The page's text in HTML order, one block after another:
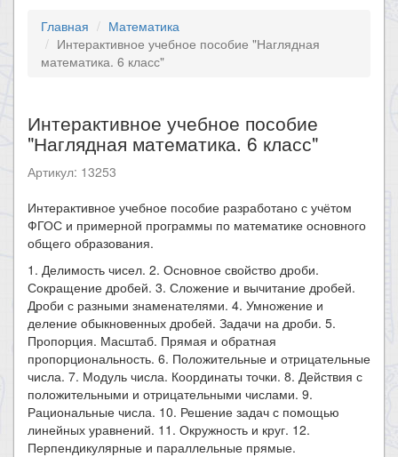
Главная
Математика
Интерактивное учебное пособие "Наглядная
математика. 6 класс"
Интерактивное учебное пособие
"Наглядная математика. 6 класс"
Артикул: 13253
Интерактивное учебное пособие разработано с учётом
ФГОС и примерной программы по математике основного
общего образования.
1. Делимость чисел. 2. Основное свойство дроби.
Сокращение дробей. 3. Сложение и вычитание дробей.
Дроби с разными знаменателями. 4. Умножение и
деление обыкновенных дробей. Задачи на дроби. 5.
Пропорция. Масштаб. Прямая и обратная
пропорциональность. 6. Положительные и отрицательные
числа. 7. Модуль числа. Координаты точки. 8. Действия с
положительными и отрицательными числами. 9.
Рациональные числа. 10. Решение задач с помощью
линейных уравнений. 11. Окружность и круг. 12.
Перпендикулярные и параллельные прямые.